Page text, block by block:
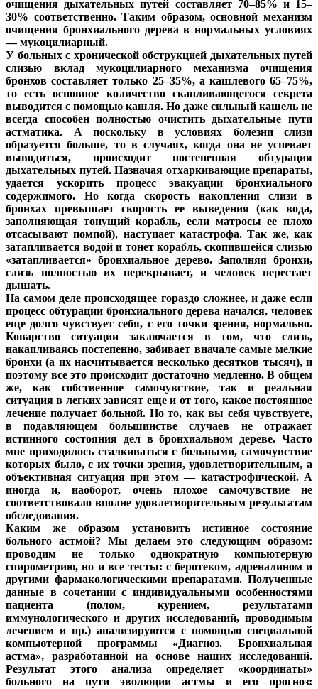
очищения дыхательных путей составляет 70–85% и 15–
30% соответственно. Таким образом, основной механизм
очищения бронхиального дерева в нормальных условиях
— мукоцилиарный.
У больных с хронической обструкцией дыхательных путей
слизью вклад мукоцилиарного механизма очищения
бронхов составляет только 25–35%, а кашлевого 65–75%,
то есть основное количество скапливающегося секрета
выводится с помощью кашля. Но даже сильный кашель не
всегда способен полностью очистить дыхательные пути
астматика. А поскольку в условиях болезни слизи
образуется больше, то в случаях, когда она не успевает
выводиться, происходит постепенная обтурация
дыхательных путей. Назначая отхаркивающие препараты,
удается ускорить процесс эвакуации бронхиального
содержимого. Но когда скорость накопления слизи в
бронхах превышает скорость ее выведения (как вода,
заполняющая тонущий корабль, если матросы ее плохо
отсасывают помпой), наступает катастрофа. Так же, как
затапливается водой и тонет корабль, скопившейся слизью
«затапливается» бронхиальное дерево. Заполняя бронхи,
слизь полностью их перекрывает, и человек перестает
дышать.
На самом деле происходящее гораздо сложнее, и даже если
процесс обтурации бронхиального дерева начался, человек
еще долго чувствует себя, с его точки зрения, нормально.
Коварство ситуации заключается в том, что слизь,
накапливаясь постепенно, забивает вначале самые мелкие
бронхи (а их насчитывается несколько десятков тысяч), и
поэтому все это происходит достаточно медленно. В общем
же, как собственное самочувствие, так и реальная
ситуация в легких зависят еще и от того, какое постоянное
лечение получает больной. Но то, как вы себя чувствуете,
в подавляющем большинстве случаев не отражает
истинного состояния дел в бронхиальном дереве. Часто
мне приходилось сталкиваться с больными, самочувствие
которых было, с их точки зрения, удовлетворительным, а
объективная ситуация при этом — катастрофической. А
иногда и, наоборот, очень плохое самочувствие не
соответствовало вполне удовлетворительным результатам
обследования.
Каким же образом установить истинное состояние
больного астмой? Мы делаем это следующим образом:
проводим не только однократную компьютерную
спирометрию, но и все тесты: с беротеком, адреналином и
другими фармакологическими препаратами. Полученные
данные в сочетании с индивидуальными особенностями
пациента (полом, курением, результатами
иммунологического и других исследований, проводимым
лечением и пр.) анализируются с помощью специальной
компьютерной программы «Диагноз. Бронхиальная
астма», разработанной на основе наших исследований.
Результат этого анализа определяет «координаты»
больного на пути эволюции астмы и его прогноз: